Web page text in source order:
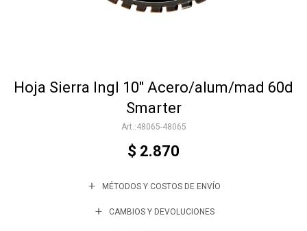
Hoja Sierra Ingl 10" Acero/alum/mad 60d
Smarter
48065-48065
$ 2.870
MÉTODOS Y COSTOS DE ENVÍO
CAMBIOS Y DEVOLUCIONES
Varios
Trabaja con nosotros